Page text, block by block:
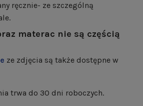
ręcznie- ze szczególną
materac nie są częścią
ze zdjęcia są także dostępne w
trwa do 30 dni roboczych.